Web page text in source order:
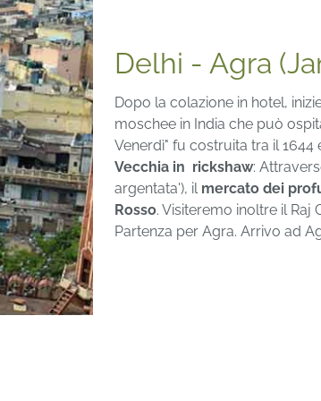
Delhi - Agra
Dopo la colazione in hotel,
moschee in India che può
Venerdì" fu costruita tra il
Vecchia in rickshaw:
argentata'), il mercato dei
Rosso. Visiteremo inoltre il Raj
Partenza per Agra. Arrivo ad